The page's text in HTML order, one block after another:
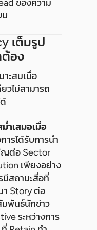
ของความ
บ
เต็มรูป
อง
าะสมเมื่อ
วไม่สามารถ
ำเสมอเมื่อ
ารได้รับการนำ
ญต่อ Sector
เพียงอย่าง
มีสถานะสื่อที่
Story ต่อ
มพันธ์นักข่าว
ระหว่างการ